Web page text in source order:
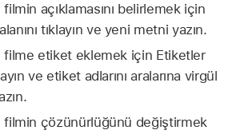
filmin açıklamasını belirlemek için
tıklayın ve yeni metni yazın.
filme etiket eklemek için Etiketler
ve etiket adlarını aralarına virgül
filmin çözünürlüğünü değiştirmek